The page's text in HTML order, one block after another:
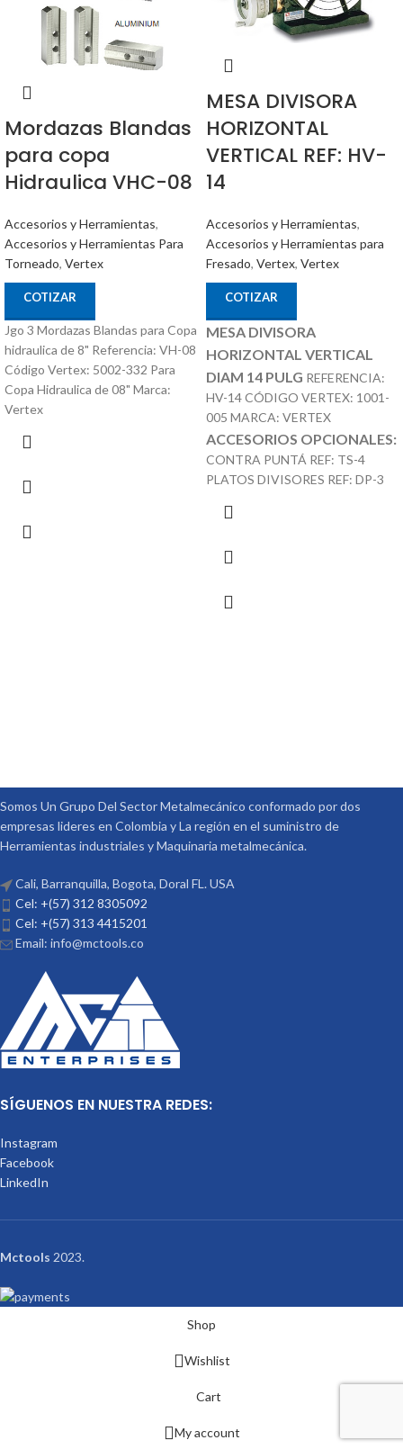
Mordazas Blandas
para copa
Hidraulica VHC-08
Accesorios y Herramientas,
Accesorios y Herramientas Para
Torneado, Vertex
COTIZAR
Jgo 3 Mordazas Blandas para Copa
hidraulica de 8" Referencia: VH-08
Código Vertex: 5002-332 Para
Copa Hidraulica de 08" Marca:
Vertex
MESA DIVISORA
HORIZONTAL
VERTICAL REF: HV-
14
Accesorios y Herramientas,
Accesorios y Herramientas para
Fresado, Vertex, Vertex
COTIZAR
MESA DIVISORA
HORIZONTAL VERTICAL
DIAM 14 PULG REFERENCIA:
HV-14 CÓDIGO VERTEX: 1001-
005 MARCA: VERTEX
ACCESORIOS OPCIONALES:
CONTRA PUNTÁ REF: TS-4
PLATOS DIVISORES REF: DP-3
Somos Un Grupo Del Sector Metalmecánico conformado por dos
empresas lideres en Colombia y La región en el suministro de
Herramientas industriales y Maquinaria metalmecánica.
Cali, Barranquilla, Bogota, Doral FL. USA
Cel: +(57) 312 8305092
Cel: +(57) 313 4415201
Email: info@mctools.co
SÍGUENOS EN NUESTRA REDES:
Instagram
Facebook
LinkedIn
Mctools 2023.
Shop
Wishlist
Cart
My account